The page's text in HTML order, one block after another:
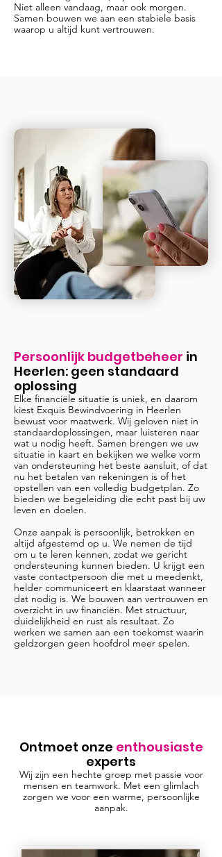
Niet alleen vandaag, maar ook morgen.
Samen bouwen we aan een stabiele basis
waarop u altijd kunt vertrouwen.
Persoonlijk budgetbeheer in
Heerlen: geen standaard
oplossing
Elke financiële situatie is uniek, en daarom
kiest Exquis Bewindvoering in Heerlen
bewust voor maatwerk. Wij geloven niet in
standaardoplossingen, maar luisteren naar
wat u nodig heeft. Samen brengen we uw
situatie in kaart en bekijken we welke vorm
van ondersteuning het beste aansluit, of dat
nu het betalen van rekeningen is of het
opstellen van een volledig budgetplan. Zo
bieden we begeleiding die echt past bij uw
leven en doelen.
Onze aanpak is persoonlijk, betrokken en
altijd afgestemd op u. We nemen de tijd
om u te leren kennen, zodat we gericht
ondersteuning kunnen bieden. U krijgt een
vaste contactpersoon die met u meedenkt,
helder communiceert en klaarstaat wanneer
dat nodig is. We bouwen aan vertrouwen en
overzicht in uw financiën. Met structuur,
duidelijkheid en rust als resultaat. Zo
werken we samen aan een toekomst waarin
geldzorgen geen hoofdrol meer spelen.
Ontmoet onze enthousiaste
experts
Wij zijn een hechte groep met passie voor
mensen en teamwork. Met een glimlach
zorgen we voor een warme, persoonlijke
aanpak.